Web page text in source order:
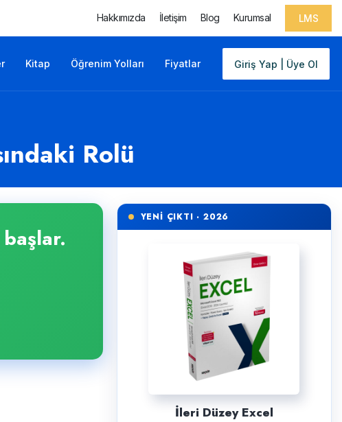
Hakkımızda İletişim Blog Kurumsal LMS
Giriş Yap | Üye Ol
Kitap Öğrenim Yolları Fiyatlar
Rolü
YENİ ÇIKTI · 2026
İleri Düzey Excel